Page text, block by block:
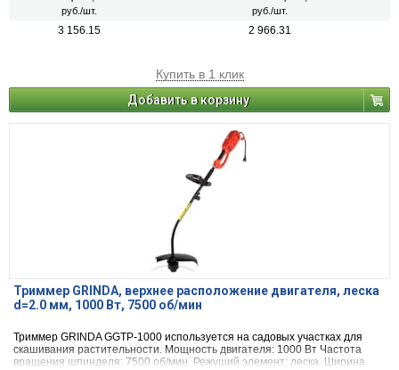
руб./шт. руб./шт.
3 156.15 2 966.31
Купить в 1 клик
Добавить в корзину
Триммер GRINDA, верхнее расположение двигателя, леска
d=2.0 мм, 1000 Вт, 7500 об/мин
Триммер GRINDA GGTP-1000 используется на садовых участках для
скашивания растительности. Мощность двигателя: 1000 Вт Частота
вращения шпинделя: 7500 об/мин. Режущий элемент: леска. Ширина